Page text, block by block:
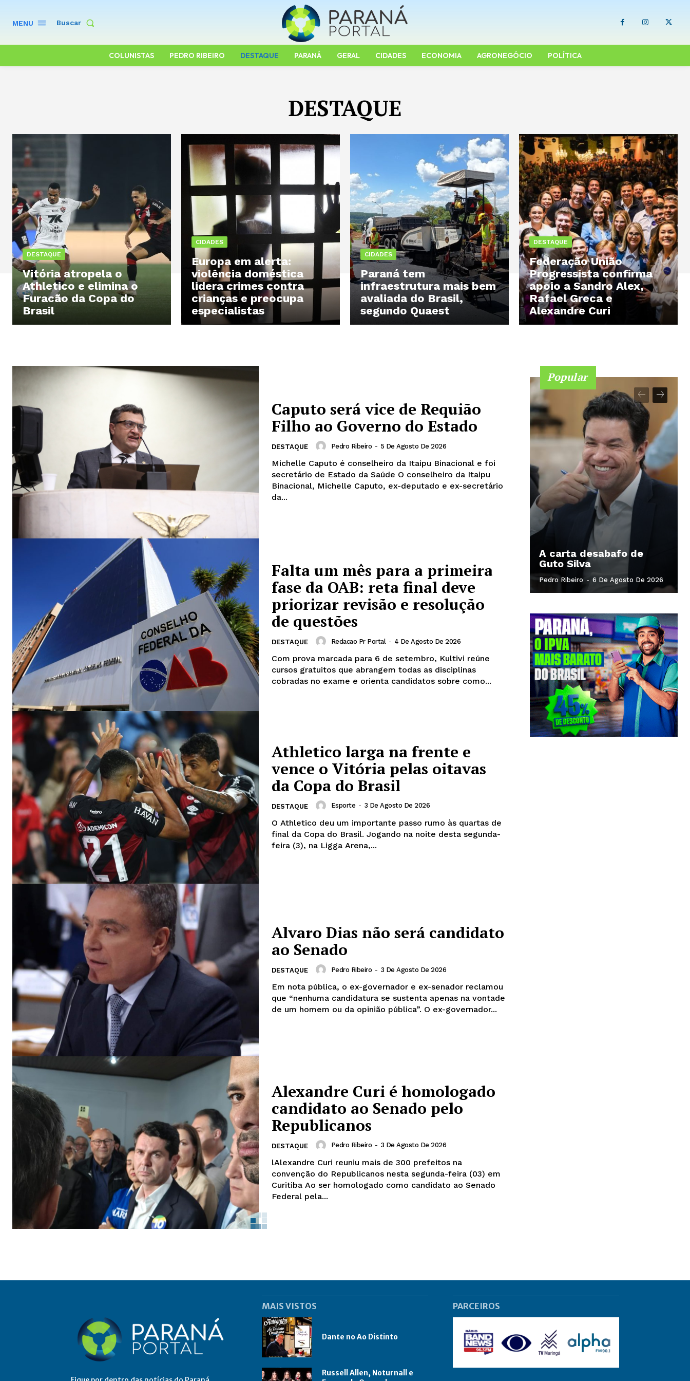
MENU Buscar
COLUNISTAS PEDRO RIBEIRO DESTAQUE PARANÁ GERAL CIDADES ECONOMIA AGRONEGÓCIO POLÍTICA
DESTAQUE
DESTAQUE
Vitória atropela o
Athletico e elimina o
Furacão da Copa do
Brasil
CIDADES
Europa em alerta:
violência doméstica
lidera crimes contra
crianças e preocupa
especialistas
CIDADES
Paraná tem
infraestrutura mais bem
avaliada do Brasil,
segundo Quaest
DESTAQUE
Federação União
Progressista confirma
apoio a Sandro Alex,
Rafael Greca e
Alexandre Curi
Caputo será vice de Requião
Filho ao Governo do Estado
DESTAQUE Pedro Ribeiro - 5 De Agosto De 2026
Michelle Caputo é conselheiro da Itaipu Binacional e foi
secretário de Estado da Saúde O conselheiro da Itaipu
Binacional, Michelle Caputo, ex-deputado e ex-secretário
da...
Falta um mês para a primeira
fase da OAB: reta final deve
priorizar revisão e resolução
de questões
DESTAQUE Redacao Pr Portal - 4 De Agosto De 2026
Com prova marcada para 6 de setembro, Kultivi reúne
cursos gratuitos que abrangem todas as disciplinas
cobradas no exame e orienta candidatos sobre como...
Athletico larga na frente e
vence o Vitória pelas oitavas
da Copa do Brasil
DESTAQUE Esporte - 3 De Agosto De 2026
O Athletico deu um importante passo rumo às quartas de
final da Copa do Brasil. Jogando na noite desta segunda-
feira (3), na Ligga Arena,...
Alvaro Dias não será candidato
ao Senado
DESTAQUE Pedro Ribeiro - 3 De Agosto De 2026
Em nota pública, o ex-governador e ex-senador reclamou
que “nenhuma candidatura se sustenta apenas na vontade
de um homem ou da opinião pública”. O ex-governador...
Alexandre Curi é homologado
candidato ao Senado pelo
Republicanos
DESTAQUE Pedro Ribeiro - 3 De Agosto De 2026
lAlexandre Curi reuniu mais de 300 prefeitos na
convenção do Republicanos nesta segunda-feira (03) em
Curitiba Ao ser homologado como candidato ao Senado
Federal pela...
Popular
A carta desabafo de
Guto Silva
Pedro Ribeiro - 6 De Agosto De 2026
MAIS VISTOS
Dante no Ao Distinto
Russell Allen, Noturnall e
PARCEIROS